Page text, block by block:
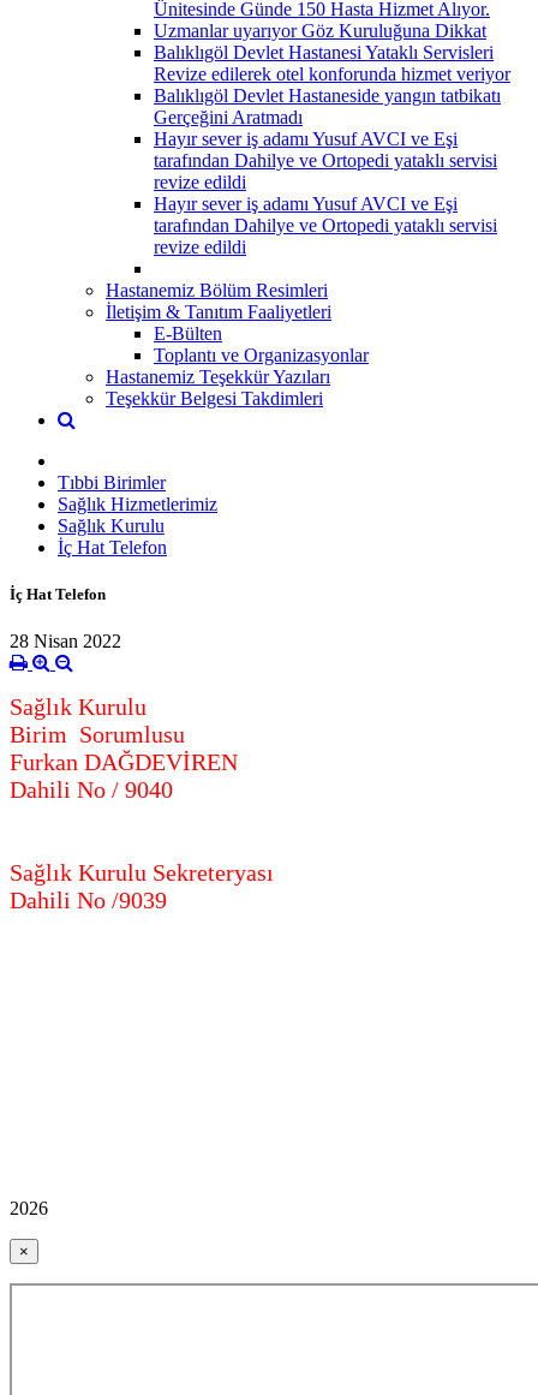
Ünitesinde Günde 150 Hasta Hizmet Alıyor.
Uzmanlar uyarıyor Göz Kuruluğuna Dikkat
Balıklıgöl Devlet Hastanesi Yataklı Servisleri
Revize edilerek otel konforunda hizmet veriyor
Balıklıgöl Devlet Hastaneside yangın tatbikatı
Gerçeğini Aratmadı
Hayır sever iş adamı Yusuf AVCI ve Eşi
tarafından Dahilye ve Ortopedi yataklı servisi
revize edildi
Hayır sever iş adamı Yusuf AVCI ve Eşi
tarafından Dahilye ve Ortopedi yataklı servisi
revize edildi
Hastanemiz Bölüm Resimleri
İletişim & Tanıtım Faaliyetleri
E-Bülten
Toplantı ve Organizasyonlar
Hastanemiz Teşekkür Yazıları
Teşekkür Belgesi Takdimleri
Tıbbi Birimler
Sağlık Hizmetlerimiz
Sağlık Kurulu
İç Hat Telefon
İç Hat Telefon
28 Nisan 2022
Sağlık Kurulu
Birim Sorumlusu
Furkan DAĞDEVİREN
Dahili No / 9040
Sağlık Kurulu Sekreteryası
Dahili No /9039
2026
×